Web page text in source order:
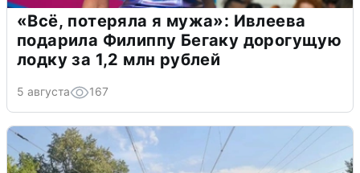
«Всё, потеряла я мужа»: Ивлеева
подарила Филиппу Бегаку дорогущую
лодку за 1,2 млн рублей
5 августа 167